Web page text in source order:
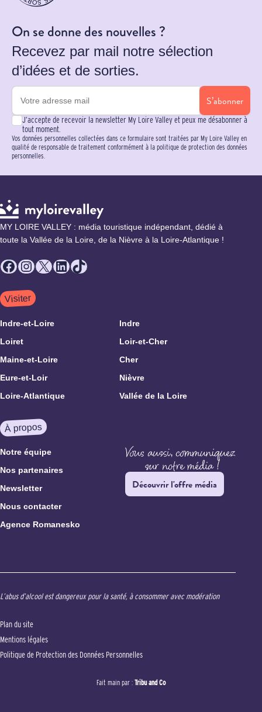
On se donne des nouvelles ?
Recevez par mail notre sélection
d’idées et de sorties.
S’abonner
J’accepte de recevoir la newsletter My Loire Valley et peux me désabonner à
tout moment.
Vos données personnelles collectées dans ce formulaire sont traitées par My Loire Valley en
qualité de responsable de traitement conformément à la politique de protection des données
personnelles.
MY LOIRE VALLEY : média touristique indépendant, dédié à
toute la Vallée de la Loire, de la Nièvre à la Loire-Atlantique !
Facebook
Instagram
X LinkedIn
TikTok
Visiter
Indre-et-Loire
Indre
Loiret
Loir-et-Cher
Maine-et-Loire
Cher
Eure-et-Loir
Nièvre
Loire-Atlantique
Vallée de la Loire
À propos
Notre équipe
Nos partenaires
Newsletter
Nous contacter
Agence Romanesko
Découvrir l'offre média
L’abus d’alcool est dangereux pour la santé, à consommer avec modération
Plan du site
Mentions légales
Politique de Protection des Données Personnelles
Fait main par : Tribu and Co